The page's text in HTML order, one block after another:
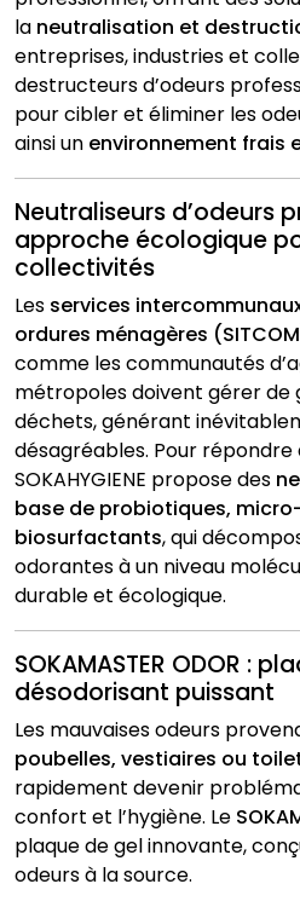
la neutralisation et
entreprises, industries et
destructeurs d’odeurs
pour cibler et éliminer les
ainsi un environnement frais
Neutraliseurs d’odeurs
approche écologique
collectivités
Les services
ordures ménagères
comme les communautés
métropoles doivent gérer de
déchets, générant
désagréables. Pour répondre
SOKAHYGIENE propose des
base de probiotiques,
biosurfactants, qui
odorantes à un niveau
durable et écologique.
SOKAMASTER ODOR :
désodorisant puissant
Les mauvaises odeurs
poubelles, vestiaires ou
rapidement devenir
confort et l’hygiène. Le
plaque de gel innovante,
odeurs à la source.